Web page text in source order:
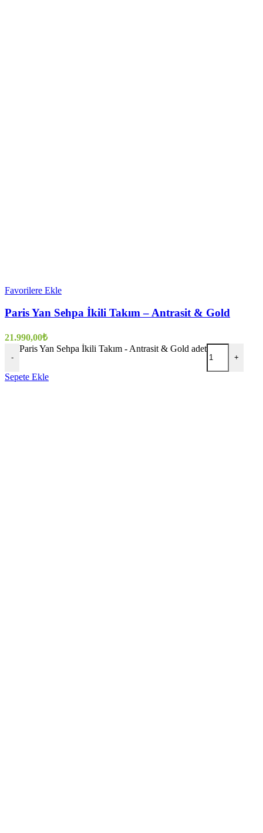
Favorilere Ekle
Paris Yan Sehpa İkili Takım – Antrasit & Gold
21.990,00₺
-
Paris Yan Sehpa İkili Takım - Antrasit & Gold adet
+
Sepete Ekle